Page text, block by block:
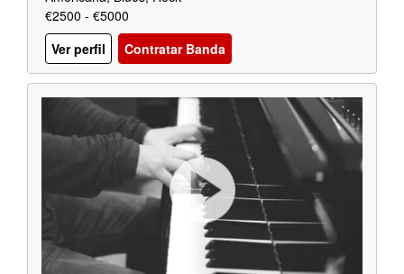
€2500 - €5000
Ver perfil
Contratar Banda